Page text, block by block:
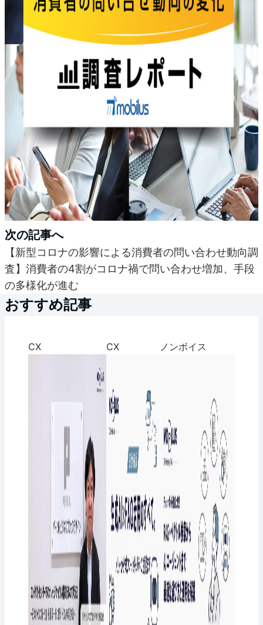
次の記事へ
【新型コロナの影響による消費者の問い合わせ動向調
査】消費者の4割がコロナ禍で問い合わせ増加、手段
の多様化が進む
おすすめ記事
CX CX ノンボイス